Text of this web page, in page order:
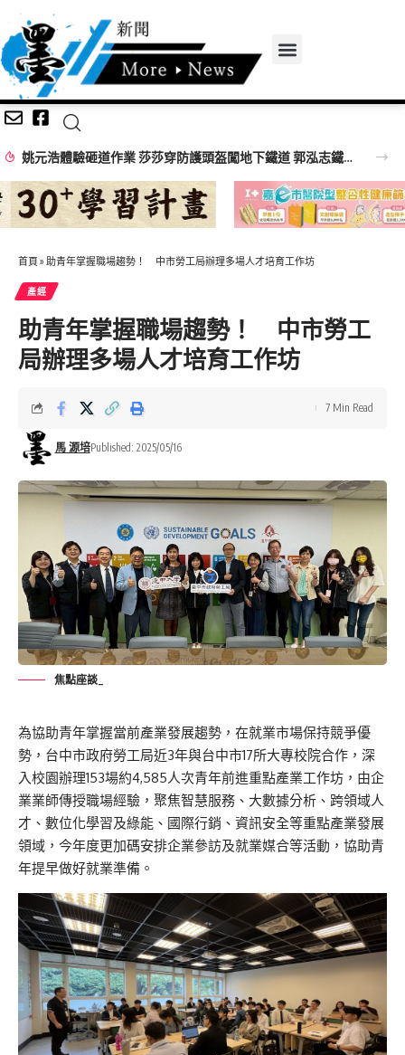
姚元浩體驗砸道作業 莎莎穿防護頭盔闖地下鐵道 郭泓志鐵道員帥氣登場
首頁 » 助青年掌握職場趨勢！ 中市勞工局辦理多場人才培育工作坊
產經
助青年掌握職場趨勢！ 中市勞工
局辦理多場人才培育工作坊
馬 源培Published: 2025/05/16
7 Min Read
焦點座談_
為協助青年掌握當前產業發展趨勢，在就業市場保持競爭優
勢，台中市政府勞工局近3年與台中市17所大專校院合作，深
入校園辦理153場約4,585人次青年前進重點產業工作坊，由企
業業師傳授職場經驗，聚焦智慧服務、大數據分析、跨領域人
才、數位化學習及綠能、國際行銷、資訊安全等重點產業發展
領域，今年度更加碼安排企業參訪及就業媒合等活動，協助青
年提早做好就業準備。